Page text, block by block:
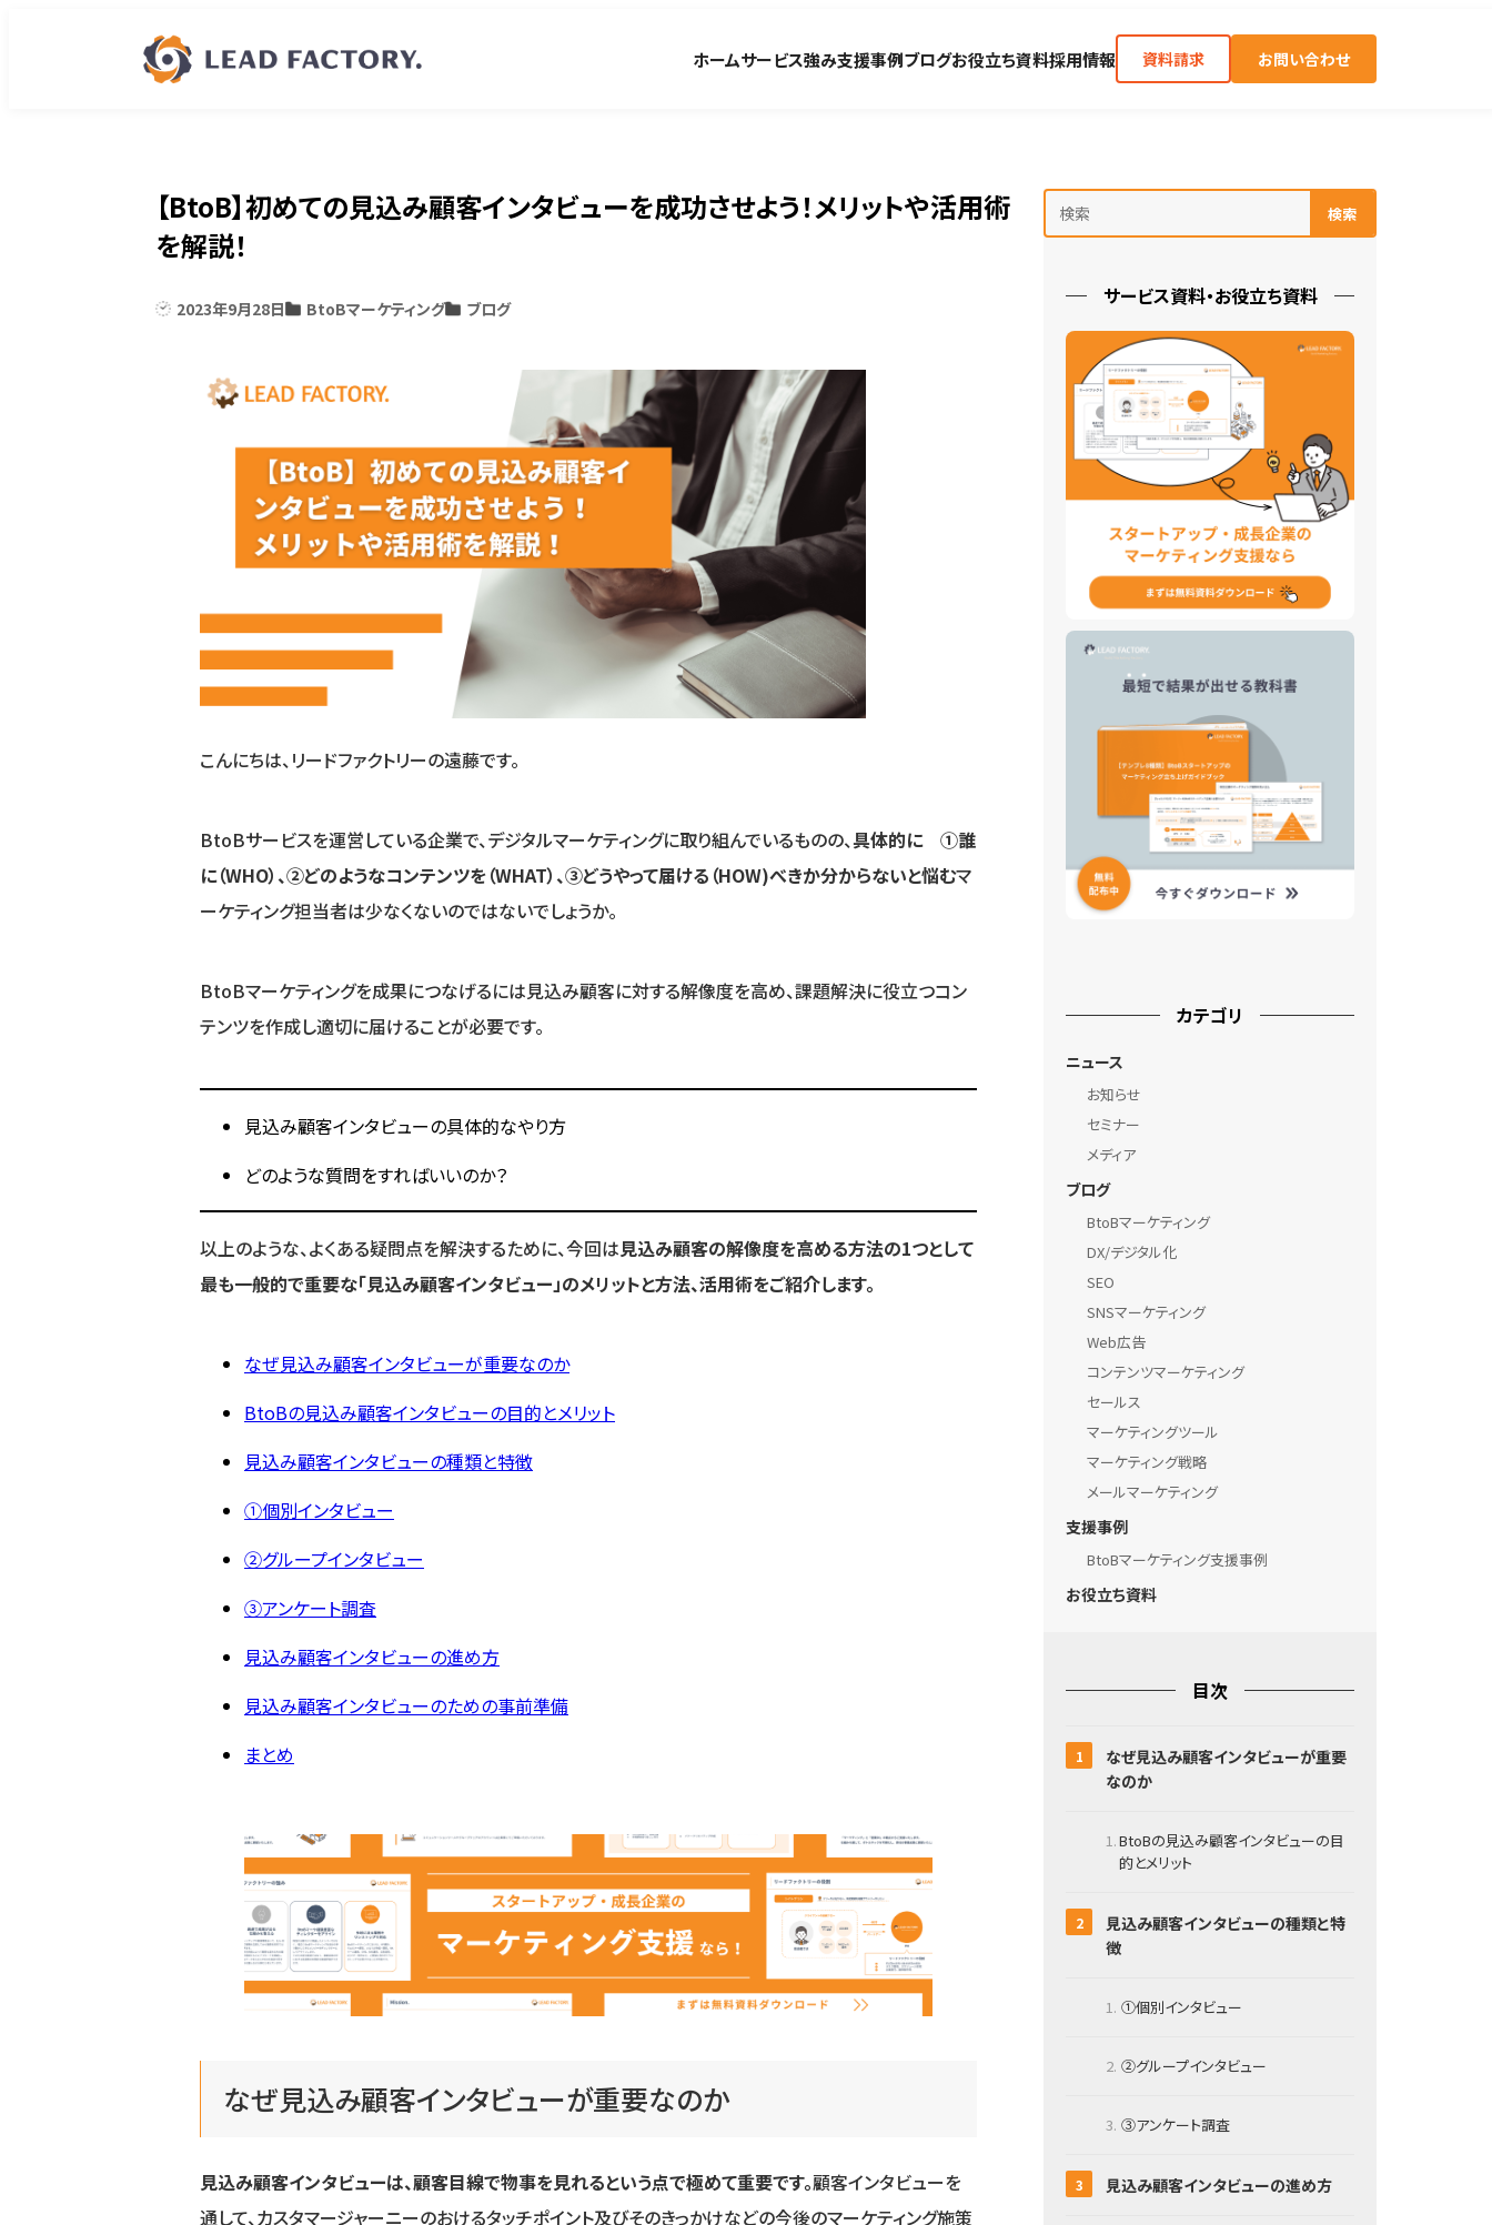
ホームサービス強み支援事例ブログお役立ち資料採用情報 資料請求 お問い合わせ
【BtoB】初めての見込み顧客インタビューを成功させよう！メリットや活用術
を解説！
2023年9月28日 BtoBマーケティング ブログ
こんにちは、リードファクトリーの遠藤です。
BtoBサービスを運営している企業で、デジタルマーケティングに取り組んでいるものの、具体的に ①誰
に（WHO）、②どのようなコンテンツを（WHAT）、③どうやって届ける（HOW)べきか分からないと悩むマ
ーケティング担当者は少なくないのではないでしょうか。
BtoBマーケティングを成果につなげるには見込み顧客に対する解像度を高め、課題解決に役立つコン
テンツを作成し適切に届けることが必要です。
見込み顧客インタビューの具体的なやり方
どのような質問をすればいいのか？
以上のような、よくある疑問点を解決するために、今回は見込み顧客の解像度を高める方法の1つとして
最も一般的で重要な「見込み顧客インタビュー」のメリットと方法、活用術をご紹介します。
なぜ見込み顧客インタビューが重要なのか
BtoBの見込み顧客インタビューの目的とメリット
見込み顧客インタビューの種類と特徴
①個別インタビュー
②グループインタビュー
③アンケート調査
見込み顧客インタビューの進め方
見込み顧客インタビューのための事前準備
まとめ
なぜ見込み顧客インタビューが重要なのか
見込み顧客インタビューは、顧客目線で物事を見れるという点で極めて重要です。顧客インタビューを
通して、カスタマージャーニーのおけるタッチポイント及びそのきっかけなどの今後のマーケティング施策
検索
サービス資料・お役立ち資料
カテゴリ
ニュース
お知らせ
セミナー
メディア
ブログ
BtoBマーケティング
DX/デジタル化
SEO
SNSマーケティング
Web広告
コンテンツマーケティング
セールス
マーケティングツール
マーケティング戦略
メールマーケティング
支援事例
BtoBマーケティング支援事例
お役立ち資料
目次
なぜ見込み顧客インタビューが重要
なのか
BtoBの見込み顧客インタビューの目
的とメリット
見込み顧客インタビューの種類と特
徴
①個別インタビュー
②グループインタビュー
③アンケート調査
見込み顧客インタビューの進め方